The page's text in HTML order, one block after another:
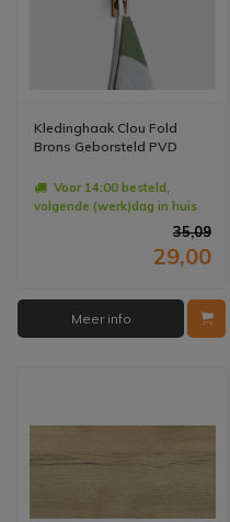
Kledinghaak Clou Fold
Brons Geborsteld PVD
Voor 14:00 besteld,
volgende (werk)dag in huis
35,09
29,00
Meer info